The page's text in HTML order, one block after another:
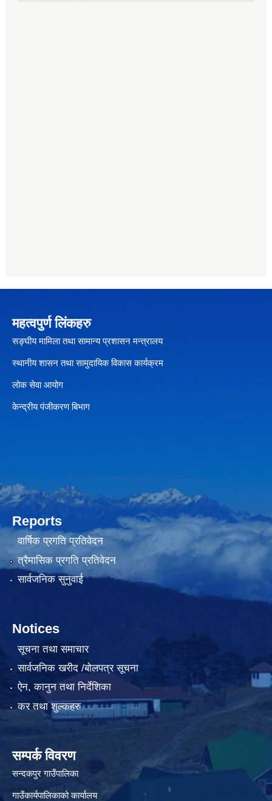
महत्वपुर्ण लिंकहरु
सङ्घीय मामिला तथा सामान्य प्रशासन मन्त्रालय
स्थानीय शासन तथा सामुदायिक विकास कार्यक्रम
लोक सेवा आयोग
केन्द्रीय पंजीकरण बिभाग
Reports
वार्षिक प्रगति प्रतिवेदन
त्रैमासिक प्रगति प्रतिवेदन
सार्वजनिक सुनुवाई
Notices
सूचना तथा समाचार
सार्वजनिक खरीद /बोलपत्र सूचना
ऐन, कानुन तथा निर्देशिका
कर तथा शुल्कहरु
सम्पर्क विवरण
सन्दकपुर गाउँपालिका
गाउँकार्यपालिकाको कार्यालय